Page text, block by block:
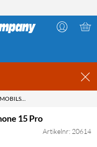
OTTERBOX FRE MOBILSKAL FÖR IPHONE 15 PRO
15 Pro
Artikelnr: 20614